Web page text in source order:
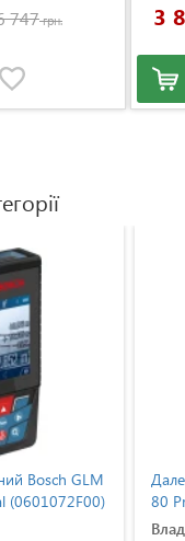
747грн. 3
Bosch GLM
(0601072F00)
80